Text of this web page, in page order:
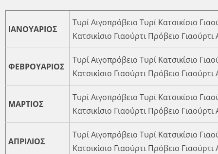
ΙΑΝΟΥΑΡΙΟΣ
Τυρί Αιγοπρόβειο Τυρί Κατσικίσιο
Κατσικίσιο Γιαούρτι Πρόβειο Γιαούρτι
ΦΕΒΡΟΥΑΡΙΟΣ
Τυρί Αιγοπρόβειο Τυρί Κατσικίσιο
Κατσικίσιο Γιαούρτι Πρόβειο Γιαούρτι
ΜΑΡΤΙΟΣ
Τυρί Αιγοπρόβειο Τυρί Κατσικίσιο
Κατσικίσιο Γιαούρτι Πρόβειο Γιαούρτι
ΑΠΡΙΛΙΟΣ
Τυρί Αιγοπρόβειο Τυρί Κατσικίσιο
Κατσικίσιο Γιαούρτι Πρόβειο Γιαούρτι